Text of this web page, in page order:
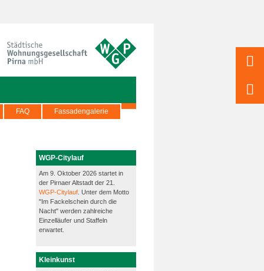
FAQ Fassadengalerie
WGP-Citylauf
Am 9. Oktober 2026 startet in
der Pirnaer Altstadt der 21.
WGP-Citylauf . Unter dem Motto
"Im Fackelschein durch die
Nacht" werden zahlreiche
Einzelläufer und Staffeln
erwartet.
Kleinkunst